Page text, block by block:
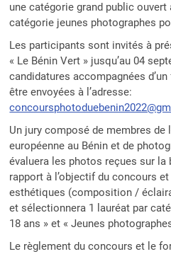
une catégorie grand public ouvert
catégorie jeunes photographes
Les participants sont invités à
« Le Bénin Vert » jusqu’au 04
candidatures accompagnées
être envoyées à l’adresse:
Un jury composé de membres de
européenne au Bénin et de
évaluera les photos reçues sur la
rapport à l’objectif du concours
esthétiques (composition /
et sélectionnera 1 lauréat par
18 ans » et « Jeunes
Le règlement du concours et le